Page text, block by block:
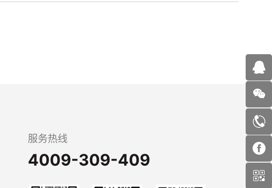
服务热线
4009-309-409